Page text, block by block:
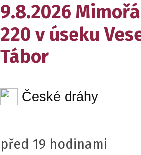
9.8.2026
220 v úseku
Tábor
České dráhy
před 19 hodinami